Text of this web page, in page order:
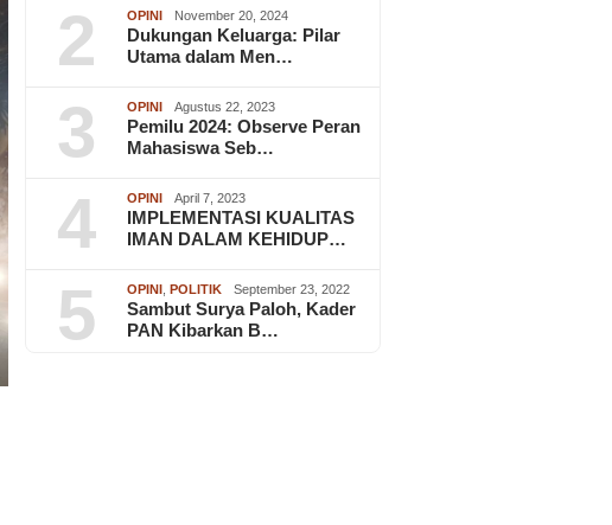
2 OPINI November 20, 2024
Dukungan Keluarga: Pilar
Utama dalam Men…
3 OPINI Agustus 22, 2023
Pemilu 2024: Observe Peran
Mahasiswa Seb…
4 OPINI April 7, 2023
IMPLEMENTASI KUALITAS
IMAN DALAM KEHIDUP…
5 OPINI , POLITIK September 23, 2022
Sambut Surya Paloh, Kader
PAN Kibarkan B…